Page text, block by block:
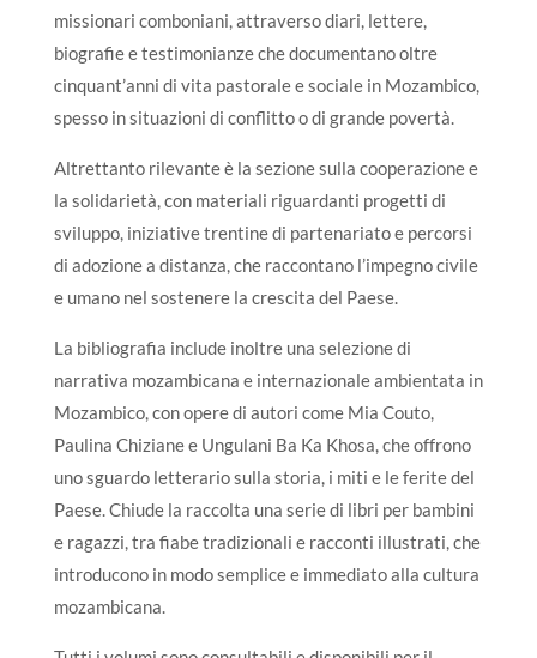
missionari comboniani, attraverso diari, lettere,
biografie e testimonianze che documentano oltre
cinquant’anni di vita pastorale e sociale in Mozambico,
spesso in situazioni di conflitto o di grande povertà.
Altrettanto rilevante è la sezione sulla cooperazione e
la solidarietà, con materiali riguardanti progetti di
sviluppo, iniziative trentine di partenariato e percorsi
di adozione a distanza, che raccontano l’impegno civile
e umano nel sostenere la crescita del Paese.
La bibliografia include inoltre una selezione di
narrativa mozambicana e internazionale ambientata in
Mozambico, con opere di autori come Mia Couto,
Paulina Chiziane e Ungulani Ba Ka Khosa, che offrono
uno sguardo letterario sulla storia, i miti e le ferite del
Paese. Chiude la raccolta una serie di libri per bambini
e ragazzi, tra fiabe tradizionali e racconti illustrati, che
introducono in modo semplice e immediato alla cultura
mozambicana.